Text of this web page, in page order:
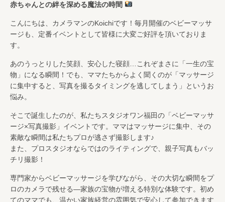
赤ちゃんとの絆を深める魔法の時間
こんにちは、カメラマンのKoichiです！毎月開催のベビーマッサ
ージも、定番イベントとして皆様に大変ご好評を頂いておりま
す。
あのうっとりした笑顔、安心した寝顔…これぞまさに「一生の宝
物」になる瞬間！でも、ママたちからよく聞くのが「マッサージ
に集中すると、写真を撮るタイミングを逃してしまう」というお
悩み。
そこで誕生したのが、私たちスタジオワン福田の「ベビーマッサ
ージ×写真撮影」イベントです。ママはマッサージに集中、その
素敵な瞬間は私たちプロが逃さず撮影します♪
また、プロスタジオならではのライティングで、親子写真もバッ
チリ撮影！
専門家からベビーマッサージを学びながら、その大切な瞬間をプ
ロのカメラで残せる—家族の宝物が増える特別な体験です。初め
てのママでも、温かい家族経営の雰囲気で安心して参加できます